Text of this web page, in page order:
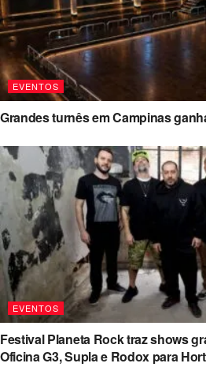
EVENTOS
Grandes turnês em Campinas
EVENTOS
Festival Planeta Rock traz shows
Oficina G3, Supla e Rodox para